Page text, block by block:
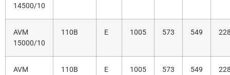
14500/10
AVM
15000/10
110B E 1005 573 549
AVM
110B E 1005 573 549